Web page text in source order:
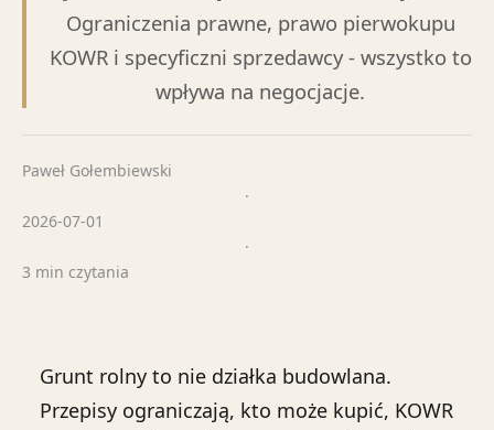
Ograniczenia prawne, prawo pierwokupu
KOWR i specyficzni sprzedawcy - wszystko to
wpływa na negocjacje.
Paweł Gołembiewski
·
2026-07-01
·
3 min czytania
Grunt rolny to nie działka budowlana.
Przepisy ograniczają, kto może kupić, KOWR